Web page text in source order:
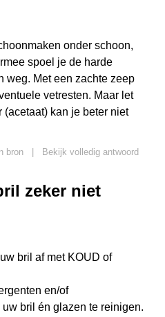
onder schoon,
spoel je de harde
weg. Met een zachte zeep
vetresten. Maar let
(acetaat) kan je beter niet
bron
Bekijk volledig antwoord
zeker niet
bril af met KOUD of
en/of
bril én glazen te reinigen.